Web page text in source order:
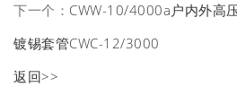
下一个： CWW-10/4000a户内外高
镀锡套管CWC-12/3000
返回>>